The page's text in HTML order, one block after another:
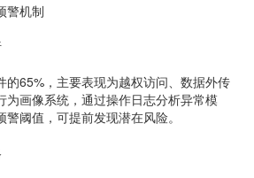
警机制
的65%，主要表现为越权访问、数据外传
为画像系统，通过操作日志分析异常模
阈值，可提前发现潜在风险。